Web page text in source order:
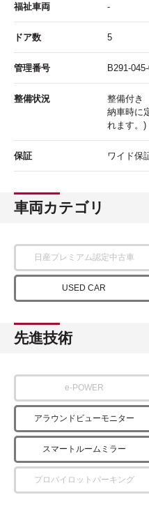
福祉車両 -
ドア数 5
管理番号 B291-
整備状況
整備付き
納車時に
れます。)
保証 ワイド保
車両カテゴリ
日産プレミアム認定中古車
USED CAR
先進技術
e-POWER
アラウンドビューモニター
スマートルームミラー
プロパイロットパーキング